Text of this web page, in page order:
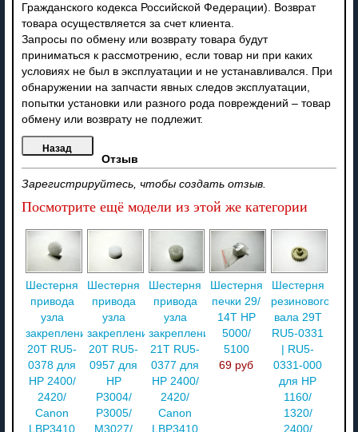
Гражданского кодекса Российской Федерации). Возврат
товара осуществляется за счет клиента.
Запросы по обмену или возврату товара будут
приниматься к рассмотрению, если товар ни при каких
условиях не был в эксплуатации и не устанавливался. При
обнаружении на запчасти явных следов эксплуатации,
попытки установки или разного рода повреждений – товар
обмену или возврату не подлежит.
Отзыв
Зарегистрируйтесь, чтобы создать отзыв.
Посмотрите ещё модели из этой же категории
Шестерня
привода
узла
закрепления
20T RU5-
0378 для
HP 2400/
2420/
Canon
LBP3410
Шестерня
привода
узла
закрепления
20T RU5-
0957 для
HP
P3004/
P3005/
M3027/
Шестерня
привода
узла
закрепления
21T RU5-
0377 для
HP 2400/
2420/
Canon
LBP3410
Шестерня
печки 29/
14T HP
5000/
5100
69 руб
Шестерня
резинового
вала 29T
RU5-0331
| RU5-
0331-000
для HP
1160/
1320/
2400/